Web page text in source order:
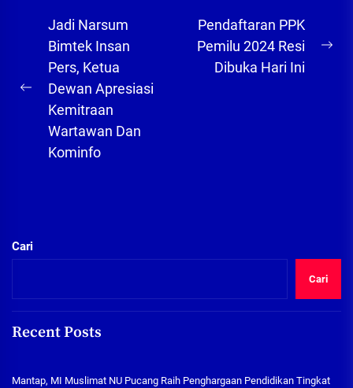
Navigasi
pos
Previous
post:
Jadi Narsum
Bimtek Insan
Pers, Ketua
Dewan Apresiasi
Kemitraan
Wartawan Dan
Kominfo
Pendaftaran PPK
Pemilu 2024 Resi
Dibuka Hari Ini
Cari
Cari
Recent Posts
Mantap, MI Muslimat NU Pucang Raih Penghargaan Pendidikan Tingkat